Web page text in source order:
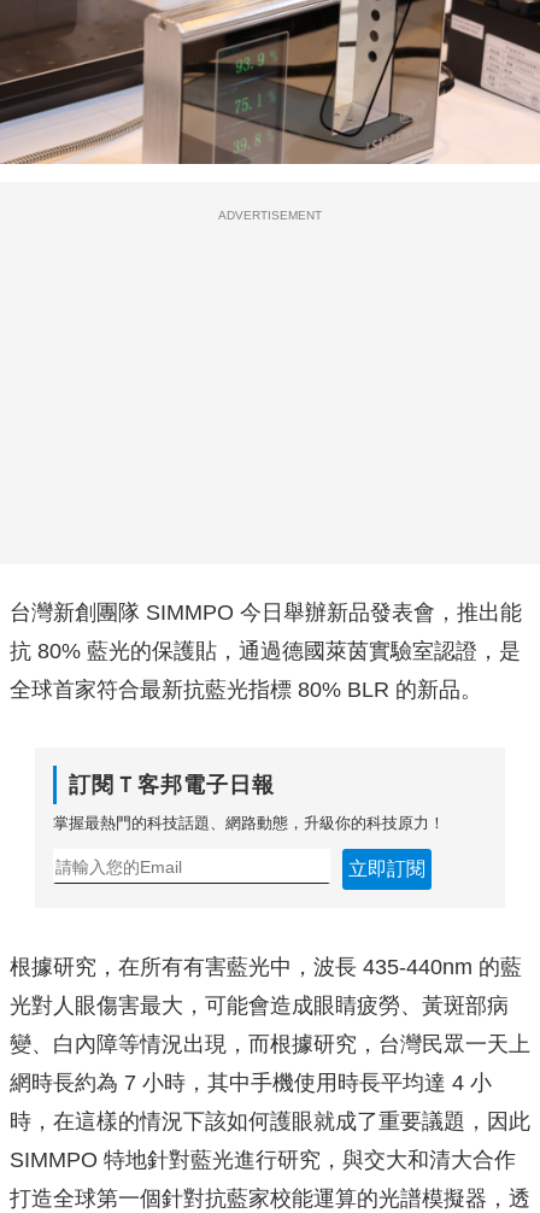
ADVERTISEMENT
台灣新創團隊 SIMMPO 今日舉辦新品發表會，推出能
抗 80% 藍光的保護貼，通過德國萊茵實驗室認證，是
全球首家符合最新抗藍光指標 80% BLR 的新品。
訂閱Ｔ客邦電子日報
掌握最熱門的科技話題、網路動態，升級你的科技原力！
立即訂閱
根據研究，在所有有害藍光中，波長 435-440nm 的藍
光對人眼傷害最大，可能會造成眼睛疲勞、黃斑部病
變、白內障等情況出現，而根據研究，台灣民眾一天上
網時長約為 7 小時，其中手機使用時長平均達 4 小
時，在這樣的情況下該如何護眼就成了重要議題，因此
SIMMPO 特地針對藍光進行研究，與交大和清大合作
打造全球第一個針對抗藍家校能運算的光譜模擬器，透